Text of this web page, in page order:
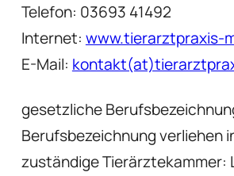
Telefon: 03693 41492
Internet: www.tierarztpraxis-
E-Mail:
gesetzliche
Berufsbezeichnung verliehen
zuständige